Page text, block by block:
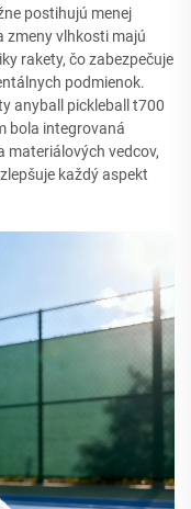
postihujú menej
zmeny vlhkosti majú
rakety, čo zabezpečuje
podmienok.
anyball pickleball t700
bola integrovaná
materiálových vedcov,
každý aspekt